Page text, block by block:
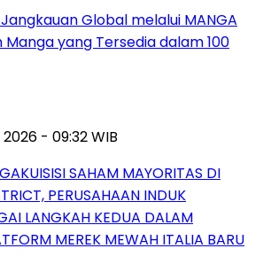
Global melalui MANGA
Manga yang Tersedia dalam 100
- 09:32 WIB
SAHAM MAYORITAS DI
PERUSAHAAN INDUK
LANGKAH KEDUA DALAM
MEREK MEWAH ITALIA BARU